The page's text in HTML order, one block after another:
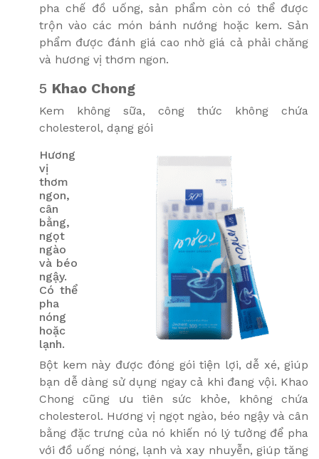
pha chế đồ uống, sản phẩm còn có thể được
trộn vào các món bánh nướng hoặc kem. Sản
phẩm được đánh giá cao nhờ giá cả phải chăng
và hương vị thơm ngon.
5 Khao Chong
Kem không sữa, công thức không chứa
cholesterol, dạng gói
Hương
vị
thơm
ngon,
cân
bằng,
ngọt
ngào
và béo
ngậy.
Có thể
pha
nóng
hoặc
lạnh.
Bột kem này được đóng gói tiện lợi, dễ xé, giúp
bạn dễ dàng sử dụng ngay cả khi đang vội. Khao
Chong cũng ưu tiên sức khỏe, không chứa
cholesterol. Hương vị ngọt ngào, béo ngậy và cân
bằng đặc trưng của nó khiến nó lý tưởng để pha
với đồ uống nóng, lạnh và xay nhuyễn, giúp tăng